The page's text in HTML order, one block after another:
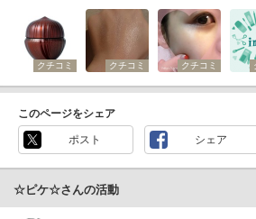
クチコミ クチコミ クチコミ
このページをシェア
ポスト シェア
☆ピケ☆さんの活動